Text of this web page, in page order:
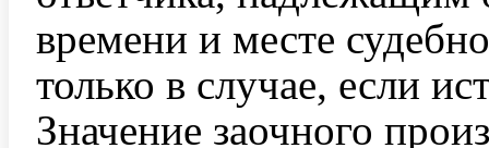
времени и месте
только в случае, если
Значение заочного